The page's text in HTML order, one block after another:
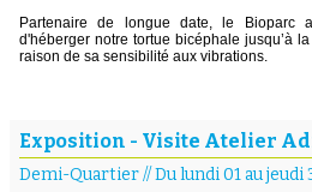
Partenaire de longue date, le Bioparc
d'héberger notre tortue bicéphale jusqu’à
raison de sa sensibilité aux vibrations.
Exposition - Visite Atelier
Demi-Quartier//Du lundi 01 au jeudi